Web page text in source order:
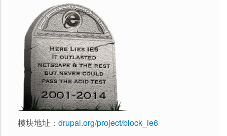
模块地址： drupal.org/project/block_ie6